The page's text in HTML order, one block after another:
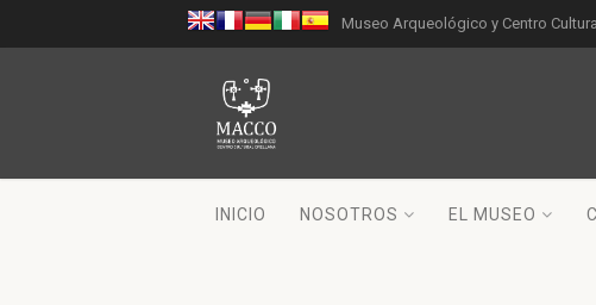
Museo Arqueológico y Centro
INICIO NOSOTROS EL MUSEO